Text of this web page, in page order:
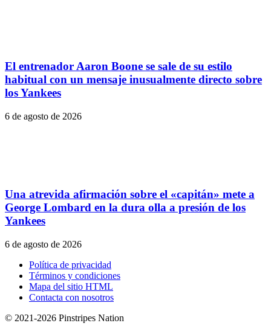
El entrenador Aaron Boone se sale de su estilo
habitual con un mensaje inusualmente directo sobre
los Yankees
6 de agosto de 2026
Una atrevida afirmación sobre el «capitán» mete a
George Lombard en la dura olla a presión de los
Yankees
6 de agosto de 2026
Política de privacidad
Términos y condiciones
Mapa del sitio HTML
Contacta con nosotros
© 2021-2026 Pinstripes Nation